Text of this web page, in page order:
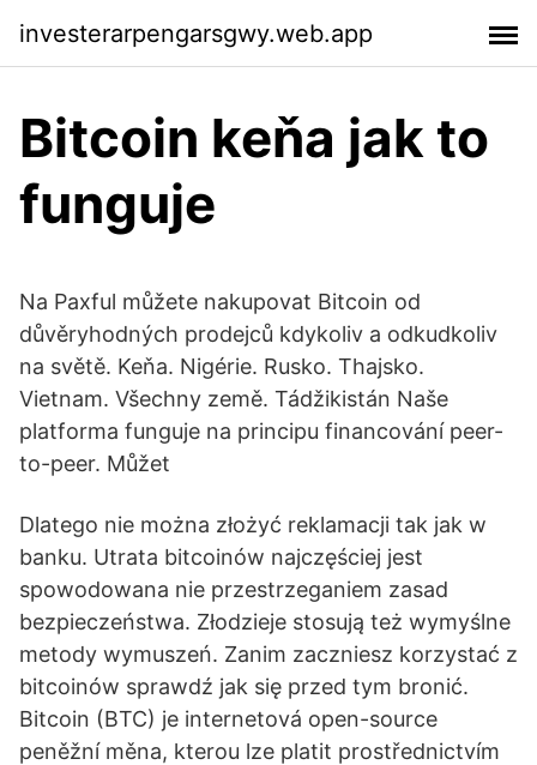
investerarpengarsgwy.web.app
Bitcoin keňa jak to
funguje
Na Paxful můžete nakupovat Bitcoin od
důvěryhodných prodejců kdykoliv a odkudkoliv
na světě. Keňa. Nigérie. Rusko. Thajsko.
Vietnam. Všechny země. Tádžikistán Naše
platforma funguje na principu financování peer-
to-peer. Můžet
Dlatego nie można złożyć reklamacji tak jak w
banku. Utrata bitcoinów najczęściej jest
spowodowana nie przestrzeganiem zasad
bezpieczeństwa. Złodzieje stosują też wymyślne
metody wymuszeń. Zanim zaczniesz korzystać z
bitcoinów sprawdź jak się przed tym bronić.
Bitcoin (BTC) je internetová open-source
peněžní měna, kterou lze platit prostřednictvím